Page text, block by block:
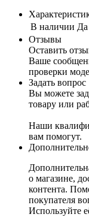
В наличии Да
Отзывы
Оставить
Ваше
проверки
Задать вопрос
Вы можете
товару или
Наши
вам помогут.
о магазине,
контента.
покупателя
Используйте